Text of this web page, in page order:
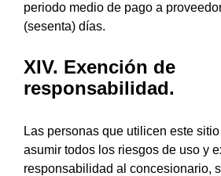
periodo medio de pago a
(sesenta) días.
XIV. Exención de
responsabilidad.
Las personas que utilicen este
asumir todos los riesgos de uso y
responsabilidad al concesionario,